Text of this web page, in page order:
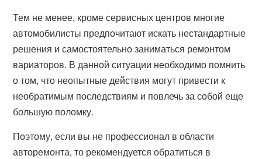
Тем не менее, кроме сервисных центров многие
автомобилисты предпочитают искать нестандартные
решения и самостоятельно заниматься ремонтом
вариаторов. В данной ситуации необходимо помнить
о том, что неопытные действия могут привести к
необратимым последствиям и повлечь за собой еще
большую поломку.
Поэтому, если вы не профессионал в области
авторемонта, то рекомендуется обратиться в